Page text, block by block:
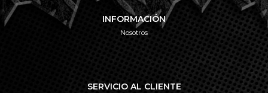
INFORMACIÓN
Nosotros
SERVICIO AL CLIENTE